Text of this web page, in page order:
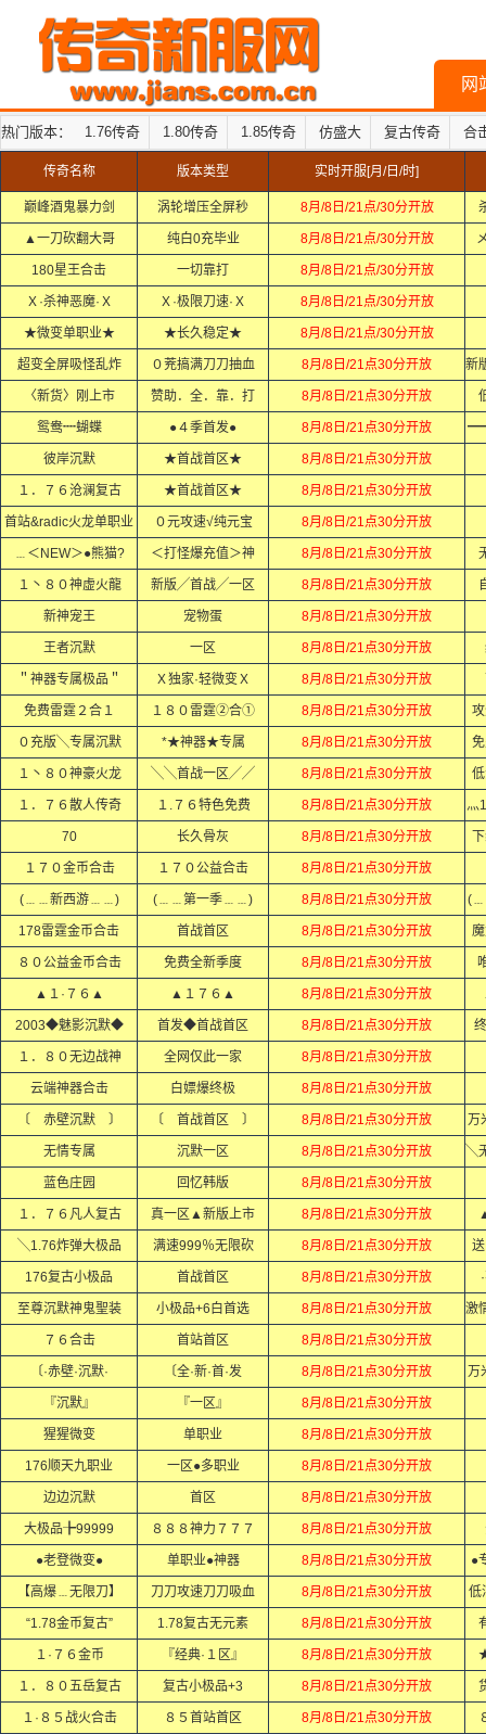
网
热门版本： 1.76传奇 1.80传奇 1.85传奇 仿盛大 复古传奇 合
传奇名称 版本类型 实时开服[月/日/时]
巅峰酒鬼暴力剑 涡轮增压全屏秒 8月/8日/21点/30分开放
▲一刀砍翻大哥 纯白0充毕业 8月/8日/21点/30分开放
180星王合击 一切靠打 8月/8日/21点/30分开放
Ｘ·杀神恶魔·Ｘ Ｘ·极限刀速·Ｘ 8月/8日/21点/30分开放
★微变单职业★ ★长久稳定★ 8月/8日/21点/30分开放
超变全屏吸怪乱炸 ０茺搞满刀刀抽血 8月/8日/21点30分开放
〈新货〉刚上市 赞助．全．靠．打 8月/8日/21点30分开放
鸳鸯┉蝴蝶 ●４季首发● 8月/8日/21点30分开放
彼岸沉默 ★首战首区★ 8月/8日/21点30分开放
１．７６沧澜复古 ★首战首区★ 8月/8日/21点30分开放
首站&radic火龙单职业 ０元攻速√纯元宝 8月/8日/21点30分开放
﹍＜NEW＞●熊猫? ＜打怪爆充值＞神 8月/8日/21点30分开放
１丶８０神虚火龍 新版╱首战╱一区 8月/8日/21点30分开放
新神宠王 宠物蛋 8月/8日/21点30分开放
王者沉默 一区 8月/8日/21点30分开放
＂神器专属极品＂ Ｘ独家·轻微变Ｘ 8月/8日/21点30分开放
免费雷霆２合１ １８０雷霆②合① 8月/8日/21点30分开放
０充版╲专属沉默 *★神器★专属 8月/8日/21点30分开放
１丶８０神豪火龙 ╲╲首战一区╱╱ 8月/8日/21点30分开放
１．７６散人传奇 １.７６特色免费 8月/8日/21点30分开放 灬
70 长久骨灰 8月/8日/21点30分开放
１７０金币合击 １７０公益合击 8月/8日/21点30分开放
(﹍﹍新西游﹍﹍) (﹍﹍第一季﹍﹍) 8月/8日/21点30分开放
178雷霆金币合击 首战首区 8月/8日/21点30分开放
８０公益金币合击 免费全新季度 8月/8日/21点30分开放
▲１·７６▲ ▲１７６▲ 8月/8日/21点30分开放
2003◆魅影沉默◆ 首发◆首战首区 8月/8日/21点30分开放
１．８０无边战神 全网仅此一家 8月/8日/21点30分开放
云端神器合击 白嫖爆终极 8月/8日/21点30分开放
〔 赤壁沉默 〕 〔 首战首区 〕 8月/8日/21点30分开放 万
无情专属 沉默一区 8月/8日/21点30分开放
蓝色庄园 回忆韩版 8月/8日/21点30分开放
１．７６凡人复古 真一区▲新版上市 8月/8日/21点30分开放
╲1.76炸弹大极品 满速999％无限砍 8月/8日/21点30分开放
176复古小极品 首战首区 8月/8日/21点30分开放
至尊沉默神鬼聖装 小极品+6白首选 8月/8日/21点30分开放
７６合击 首站首区 8月/8日/21点30分开放
〔·赤壁·沉默· 〔全·新·首·发 8月/8日/21点30分开放 万
『沉默』 『一区』 8月/8日/21点30分开放
猩猩微变 单职业 8月/8日/21点30分开放
176顺天九职业 一区●多职业 8月/8日/21点30分开放
边边沉默 首区 8月/8日/21点30分开放
大极品╊99999 ８８８神力７７７ 8月/8日/21点30分开放
●老登微变● 单职业●神器 8月/8日/21点30分开放 ●
【高爆﹍无限刀】 刀刀攻速刀刀吸血 8月/8日/21点30分开放 低
“1.78金币复古” 1.78复古无元素 8月/8日/21点30分开放
１·７６金币 『经典·１区』 8月/8日/21点30分开放
１．８０五岳复古 复古小极品+3 8月/8日/21点30分开放
１·８５战火合击 ８５首站首区 8月/8日/21点30分开放